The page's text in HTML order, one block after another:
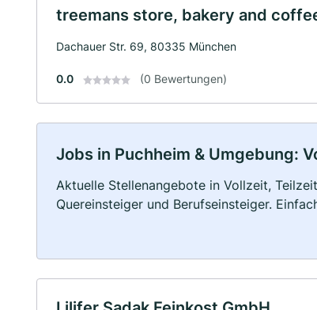
treemans store, bakery and
Dachauer Str. 69, 80335 München
0.0 (0 Bewertungen)
Jobs in Puchheim & Umgebung:
Aktuelle Stellenangebote in Vollzeit,
Quereinsteiger und Berufseinsteiger.